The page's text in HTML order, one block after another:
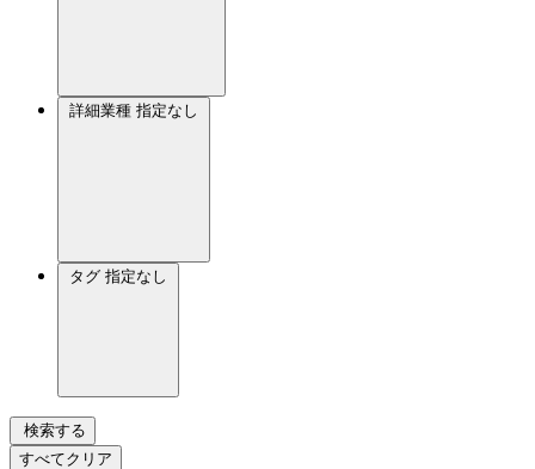
詳細業種 指定なし
タグ 指定なし
検索する
すべてクリア